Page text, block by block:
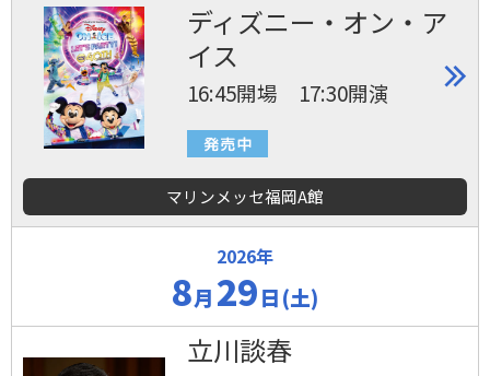
ディズニー・オン・ア
イス
16:45開場 17:30開演
マリンメッセ福岡A館
2026年
8月 29日(土)
立川談春